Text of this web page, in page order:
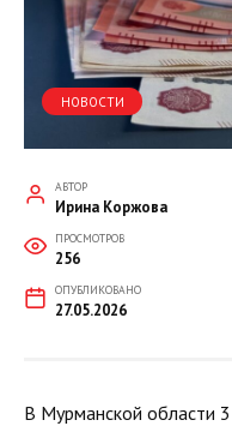
НОВОСТИ
АВТОР
Ирина Коржова
ПРОСМОТРОВ
256
ОПУБЛИКОВАНО
27.05.2026
В Мурманской области